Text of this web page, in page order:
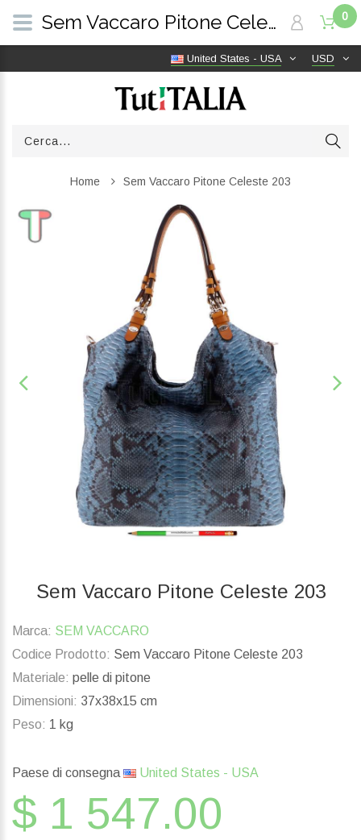
USD
United States - USA
0
Home Sem Vaccaro Pitone Celeste 203
Sem Vaccaro Pitone Celeste 203
Marca: SEM VACCARO
Codice Prodotto: Sem Vaccaro Pitone Celeste 203
Materiale: pelle di pitone
Dimensioni: 37x38x15 cm
Peso: 1 kg
Paese di consegna United States - USA
$ 1 547.00
Sem Vaccaro Pitone Celeste 203 | TutITALIA